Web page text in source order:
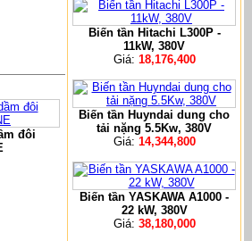
đôi
Biến tần Hitachi L300P -
11kW, 380V
Giá: 18,176,400
Biến tần Huyndai dung cho
tải nặng 5.5Kw, 380V
Giá: 14,344,800
Biến tần YASKAWA A1000 -
22 kW, 380V
Giá: 38,180,000